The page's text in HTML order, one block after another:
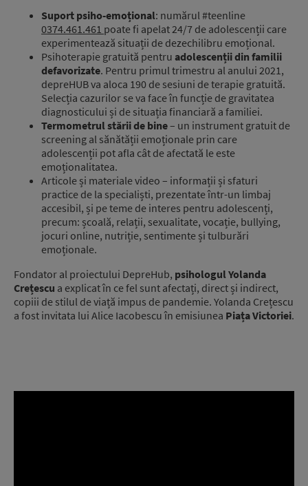
Suport psiho-emoțional: numărul #teenline
0374.461.461 poate fi apelat 24/7 de adolescenții care
experimentează situații de dezechilibru emoțional.
Psihoterapie gratuită pentru adolescenții din familii
defavorizate. Pentru primul trimestru al anului 2021,
depreHUB va aloca 190 de sesiuni de terapie gratuită.
Selecția cazurilor se va face în funcție de gravitatea
diagnosticului și de situația financiară a familiei.
Termometrul stării de bine– un instrument gratuit de
screening al sănătății emoționale prin care
adolescenții pot afla cât de afectată le este
emoționalitatea.
Articole și materiale video – informații și sfaturi
practice de la specialiști, prezentate într-un limbaj
accesibil, și pe teme de interes pentru adolescenți,
precum: școală, relații, sexualitate, vocație, bullying,
jocuri online, nutriție, sentimente și tulburări
emoționale.
Fondator al proiectului DepreHub, psihologul Yolanda
Crețescu a explicat în ce fel sunt afectați, direct și indirect,
copiii de stilul de viață impus de pandemie. Yolanda Crețescu
a fost invitata lui Alice Iacobescu în emisiunea Piața Victoriei.